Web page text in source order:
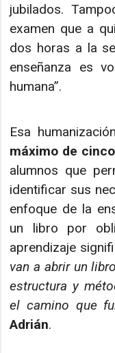
jubilados.
examen que a
dos horas a la
enseñanza es
humana”.
Esa
máximo de
alumnos que
identificar sus
enfoque de la
un libro por
aprendizaje
van a abrir un
estructura y
el camino que
Adrián.